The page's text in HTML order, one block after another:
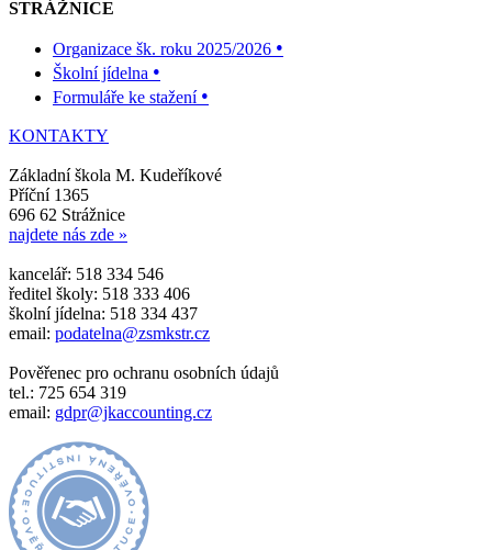
STRÁŽNICE
Organizace šk. roku 2025/2026 •
Školní jídelna •
Formuláře ke stažení •
KONTAKTY
Základní škola M. Kudeříkové
Příční 1365
696 62 Strážnice
najdete nás zde »
kancelář: 518 334 546
ředitel školy: 518 333 406
školní jídelna: 518 334 437
email: podatelna@zsmkstr.cz
Pověřenec pro ochranu osobních údajů
tel.: 725 654 319
email: gdpr@jkaccounting.cz